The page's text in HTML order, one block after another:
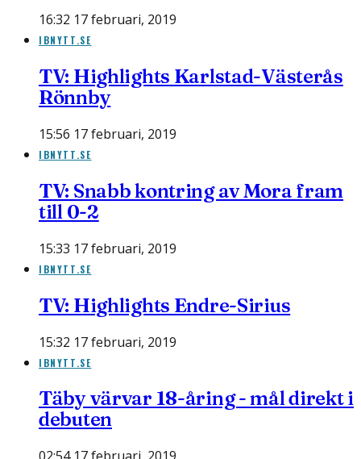
16:32 17 februari, 2019
IBNYTT.SE
TV: Highlights Karlstad-Västerås
Rönnby
15:56 17 februari, 2019
IBNYTT.SE
TV: Snabb kontring av Mora fram
till 0-2
15:33 17 februari, 2019
IBNYTT.SE
TV: Highlights Endre-Sirius
15:32 17 februari, 2019
IBNYTT.SE
Täby värvar 18-åring - mål direkt i
debuten